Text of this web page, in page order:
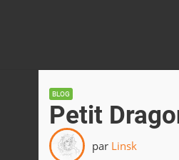
BLOG
Petit
par Linsk